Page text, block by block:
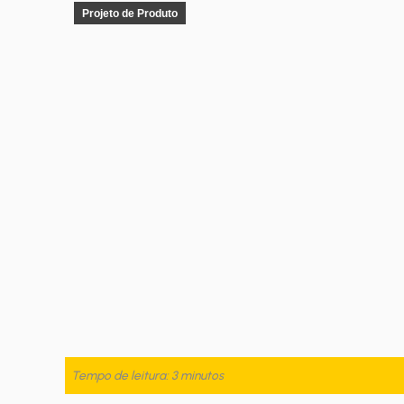
Projeto de Produto
Tempo de leitura: 3 minutos